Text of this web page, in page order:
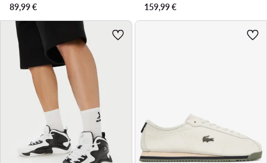
89,99€
159,99€